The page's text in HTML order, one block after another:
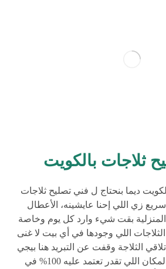
ثلاجات بالكويت
ديما بنحتاج ل فني تصليح ثلاجات
زي اللي إحنا عايشينه، الأعطال
المنزلية بقت شيء وارد كل يوم وخاصة
اللي وجودها في أي بيت لا غنى
الثلاجة وقفت عن التبريد هنا بيجي
دور ريبيـر كوكـر – المكان اللي تقدر تعتمد عليه 100% في